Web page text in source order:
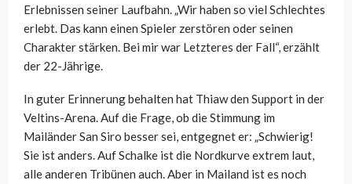
Erlebnissen seiner Laufbahn. „Wir haben so viel Schlechtes
erlebt. Das kann einen Spieler zerstören oder seinen
Charakter stärken. Bei mir war Letzteres der Fall“, erzählt
der 22-Jährige.
In guter Erinnerung behalten hat Thiaw den Support in der
Veltins-Arena. Auf die Frage, ob die Stimmung im
Mailänder San Siro besser sei, entgegnet er: „Schwierig!
Sie ist anders. Auf Schalke ist die Nordkurve extrem laut,
alle anderen Tribünen auch. Aber in Mailand ist es noch